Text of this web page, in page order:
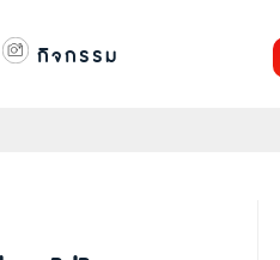
กิจกรรม